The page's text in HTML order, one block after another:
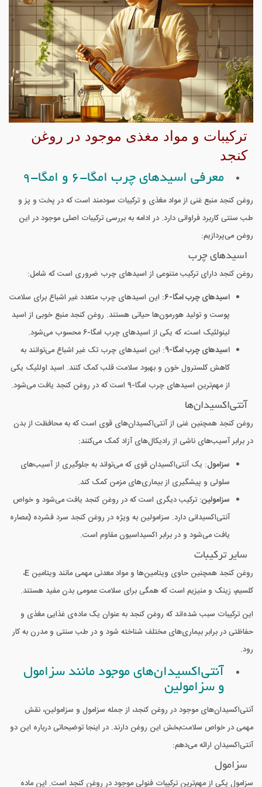
ترکیبات و مواد مغذی موجود در روغن
کنجد
معرفی اسیدهای چرب امگا-6 و امگا-9
روغن کنجد منبع غنی از مواد مغذی و ترکیبات سودمند است که در پخت و پز و
طب سنتی کاربرد فراوانی دارد. در ادامه به بررسی ترکیبات اصلی موجود در این
روغن می‌پردازیم:
اسیدهای چرب
روغن کنجد دارای ترکیب متنوعی از اسیدهای چرب ضروری است که شامل:
اسیدهای چرب امگا-6 : این اسیدهای چرب متعدد غیر اشباع برای سلامت
پوست و تولید هورمون‌ها حیاتی هستند. روغن کنجد منبع خوبی از اسید
لینولئیک است، که یکی از اسیدهای چرب امگا-6 محسوب می‌شود.
اسیدهای چرب امگا-9 : این اسیدهای چرب تک غیر اشباع می‌توانند به
کاهش کلسترول خون و بهبود سلامت قلب کمک کنند. اسید اولئیک یکی
از مهم‌ترین اسیدهای چرب امگا-9 است که در روغن کنجد یافت می‌شود.
آنتی‌اکسیدان‌ها
روغن کنجد همچنین غنی از آنتی‌اکسیدان‌های قوی است که به محافظت از بدن
در برابر آسیب‌های ناشی از رادیکال‌های آزاد کمک می‌کنند:
سزامول: یک آنتی‌اکسیدان قوی که می‌تواند به جلوگیری از آسیب‌های
سلولی و پیشگیری از بیماری‌های مزمن کمک کند.
سزامولین: ترکیب دیگری است که در روغن کنجد یافت می‌شود و خواص
آنتی‌اکسیدانی دارد. سزامولین به ویژه در روغن کنجد سرد فشرده (عصاره
یافت می‌شود و در برابر اکسیداسیون مقاوم است.
سایر ترکیبات
روغن کنجد همچنین حاوی ویتامین‌ها و مواد معدنی مهمی مانند ویتامین E،
کلسیم، زینک و منیزیم است که همگی برای سلامت عمومی بدن مفید هستند.
این ترکیبات سبب شده‌اند که روغن کنجد به عنوان یک ماده‌ی غذایی مغذی و
حفاظتی در برابر بیماری‌های مختلف شناخته شود و در طب سنتی و مدرن به کار
رود.
آنتی‌اکسیدان‌های موجود مانند سزامول
و سزامولین
آنتی‌اکسیدان‌های موجود در روغن کنجد، از جمله سزامول و سزامولین، نقش
مهمی در خواص سلامت‌بخش این روغن دارند. در اینجا توضیحاتی درباره این دو
آنتی‌اکسیدان ارائه می‌دهم:
سزامول
سزامول یکی از مهم‌ترین ترکیبات فنولی موجود در روغن کنجد است. این ماده